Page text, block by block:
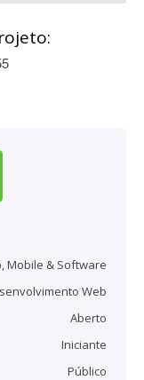
Mobile & Software
Web
Aberto
Iniciante
Público